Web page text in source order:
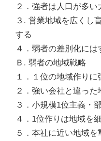
２．強者は人口が多い
３. 営業地域を広くし
する
４．弱者の差別化には
Ｂ. 弱者の地域戦略
１．１位の地域作りに
２．強い会社と違っ
３．小規模1位主義・
４．1位作りは地域を
５．本社に近い地域を